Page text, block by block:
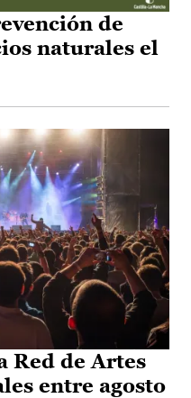
de
naturales el
Red de Artes
entre agosto